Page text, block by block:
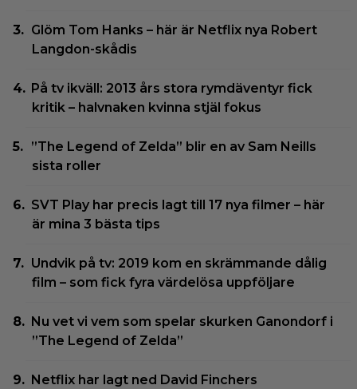
Glöm Tom Hanks – här är Netflix nya Robert
Langdon-skådis
På tv ikväll: 2013 års stora rymdäventyr fick
kritik – halvnaken kvinna stjäl fokus
”The Legend of Zelda” blir en av Sam Neills
sista roller
SVT Play har precis lagt till 17 nya filmer – här
är mina 3 bästa tips
Undvik på tv: 2019 kom en skrämmande dålig
film – som fick fyra värdelösa uppföljare
Nu vet vi vem som spelar skurken Ganondorf i
”The Legend of Zelda”
Netflix har lagt ned David Finchers